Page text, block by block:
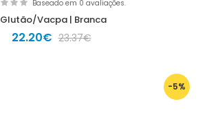
Baseado em 0 avaliações.
Glutão/Vacpa | Branca
22.20€ 23.37€
-5%